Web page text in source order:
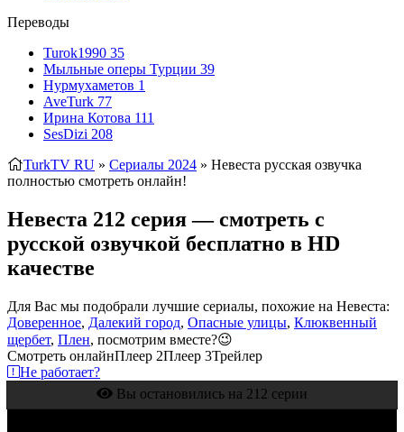
Переводы
Turok1990 35
Мыльные оперы Турции 39
Нурмухаметов 1
AveTurk 77
Ирина Котова 111
SesDizi 208
TurkTV RU » Сериалы 2024 » Невеста русская озвучка
полностью смотреть онлайн!
Невеста 212 серия — смотреть с
русской озвучкой бесплатно в HD
качестве
Для Вас мы подобрали лучшие сериалы, похожие на Невеста:
Доверенное, Далекий город, Опасные улицы, Клюквенный
щербет, Плен, посмотрим вместе?😉
Смотреть онлайнПлеер 2Плеер 3Трейлер
Не работает?
Вы остановились на 212 серии